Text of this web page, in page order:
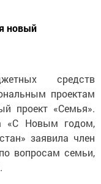
новый
средств
проектам
проект «Семья».
«С Новым годом,
заявила член
вопросам семьи,